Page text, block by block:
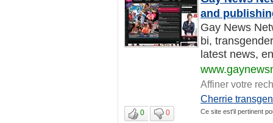
and
Gay News
bi,
latest news,
Affiner votre
Cherrie
0 0 Ce site est'il pertinent